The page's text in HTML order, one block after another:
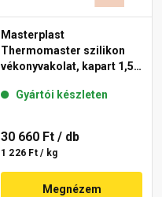
Masterplast
Thermomaster szilikon
vékonyvakolat, kapart 1,5
Gyártói készleten
30 660 Ft / db
1 226 Ft / kg
Megnézem